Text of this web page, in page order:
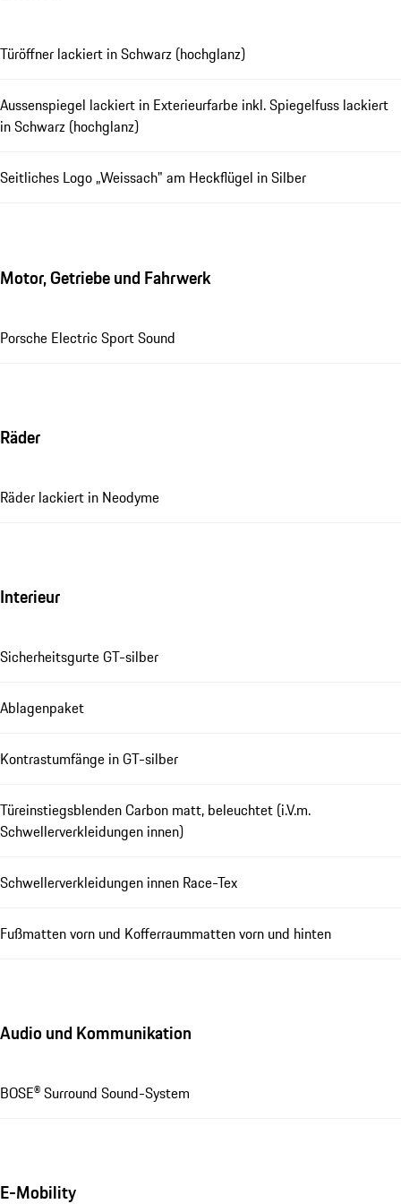
Türöffner lackiert in Schwarz (hochglanz)
Aussenspiegel lackiert in Exterieurfarbe inkl. Spiegelfuss lackiert
in Schwarz (hochglanz)
Seitliches Logo „Weissach" am Heckflügel in Silber
Motor, Getriebe und Fahrwerk
Porsche Electric Sport Sound
Räder
Räder lackiert in Neodyme
Interieur
Sicherheitsgurte GT-silber
Ablagenpaket
Kontrastumfänge in GT-silber
Türeinstiegsblenden Carbon matt, beleuchtet (i.V.m.
Schwellerverkleidungen innen)
Schwellerverkleidungen innen Race-Tex
Fußmatten vorn und Kofferraummatten vorn und hinten
Audio und Kommunikation
BOSE® Surround Sound-System
E-Mobility